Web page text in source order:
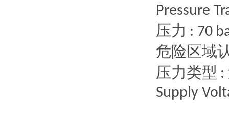
Pressure
压力 : 70
危险区域
压力类型 :
Supply